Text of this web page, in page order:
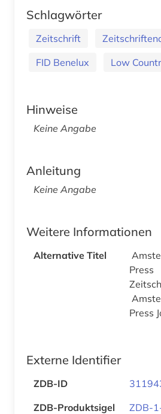
Schlagwörter
Zeitschrift
FID Benelux
Low
Hinweise
Keine Angabe
Anleitung
Keine Angabe
Weitere Informationen
Alternative Titel
Press
Press
Externe Identifier
ZDB-ID
ZDB-Produktsigel
ZDB-